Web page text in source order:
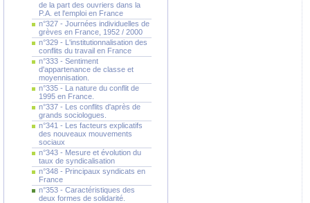
de la part des ouvriers dans la
P.A. et l'emploi en France
n°327 - Journées individuelles de
grèves en France, 1952 / 2000
n°329 - L'institutionnalisation des
conflits du travail en France
n°333 - Sentiment
d'appartenance de classe et
moyennisation.
n°335 - La nature du conflit de
1995 en France.
n°337 - Les conflits d'après de
grands sociologues.
n°341 - Les facteurs explicatifs
des nouveaux mouvements
sociaux
n°343 - Mesure et évolution du
taux de syndicalisation
n°348 - Principaux syndicats en
France
n°353 - Caractéristiques des
deux formes de solidarité.